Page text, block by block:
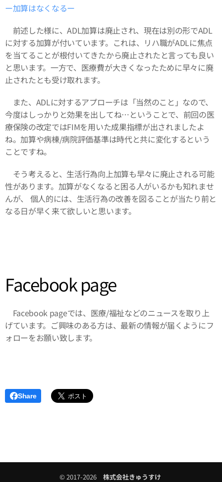
ー加算はなくなるー
前述した様に、ADL加算は廃止され、現在は別の形でADL
に対する加算が付いています。これは、リハ職がADLに焦点
を当てることが根付いてきたから廃止されたと言っても良い
と思います。一方で、医療費が大きくなったために早々に廃
止されたとも受け取れます。
また、ADLに対するアプローチは「当然のこと」なので、
今度はしっかりと効果を出してね…ということで、前回の医
療保険の改定ではFIMを用いた成果指標が出されましたよ
ね。加算や病棟/病院評価基準は時代と共に変化するという
ことですね。
そう考えると、生活行為向上加算も早々に廃止される可能
性があります。加算がなくなると困る人がいるかも知れませ
んが、 個人的には、生活行為の改善を図ることが当たり前と
なる日が早く来て欲しいと思います。
Facebook page
Facebook pageでは、医療/福祉などのニュースを取り上
げています。ご興味のある方は、最新の情報が届くようにフ
ォローをお願い致します。
Share
© 2017-2026 株式会社きゅうすけ